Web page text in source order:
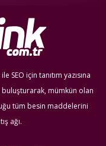
SEO için tanıtım yazısına
buluşturarak, mümkün olan
tüm besin maddelerini
ağı.